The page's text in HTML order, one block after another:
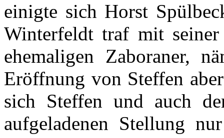
einigte sich Horst
Winterfeldt traf mit
ehemaligen Zaboraner,
Eröffnung von Steffen
sich Steffen und auch
aufgeladenen Stellung